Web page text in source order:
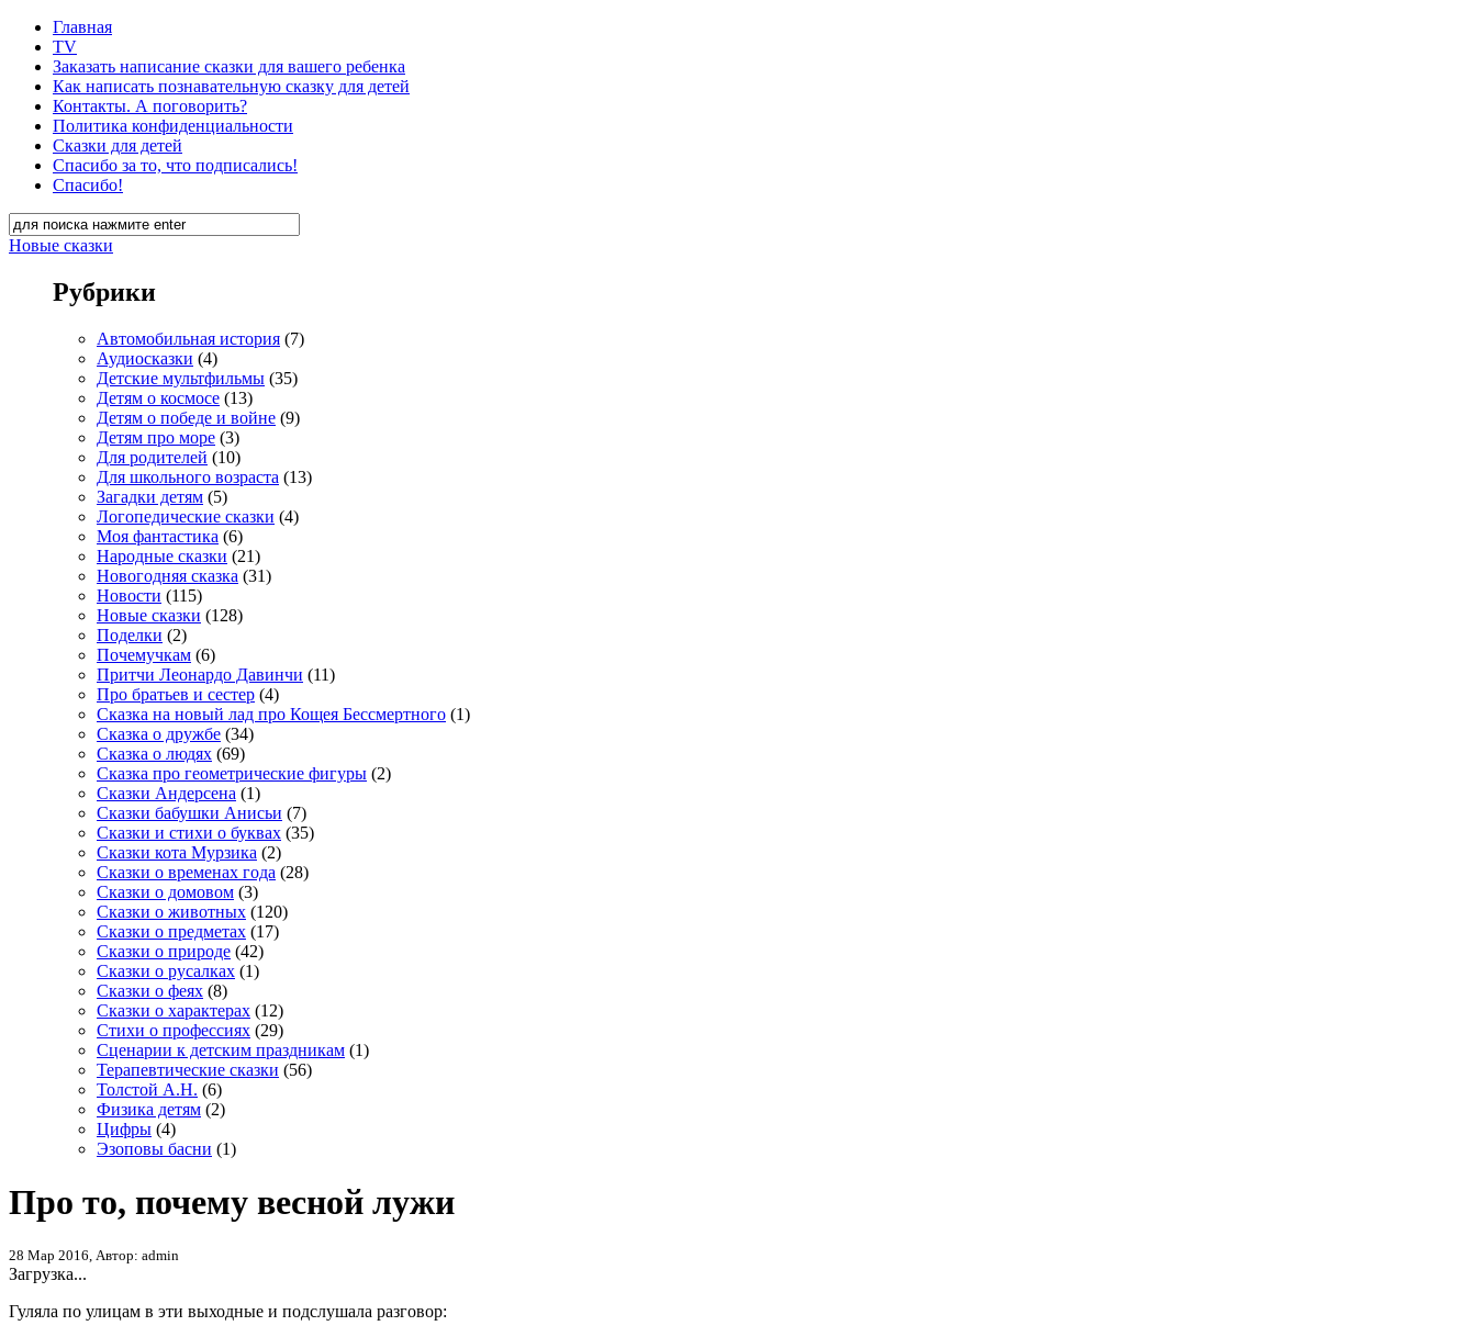
Главная
TV
Заказать написание сказки для вашего ребенка
Как написать познавательную сказку для детей
Контакты. А поговорить?
Политика конфиденциальности
Сказки для детей
Спасибо за то, что подписались!
Спасибо!
Новые сказки
Рубрики
Автомобильная история (7)
Аудиосказки (4)
Детские мультфильмы (35)
Детям о космосе (13)
Детям о победе и войне (9)
Детям про море (3)
Для родителей (10)
Для школьного возраста (13)
Загадки детям (5)
Логопедические сказки (4)
Моя фантастика (6)
Народные сказки (21)
Новогодняя сказка (31)
Новости (115)
Новые сказки (128)
Поделки (2)
Почемучкам (6)
Притчи Леонардо Давинчи (11)
Про братьев и сестер (4)
Сказка на новый лад про Кощея Бессмертного (1)
Сказка о дружбе (34)
Сказка о людях (69)
Сказка про геометрические фигуры (2)
Сказки Андерсена (1)
Сказки бабушки Анисьи (7)
Сказки и стихи о буквах (35)
Сказки кота Мурзика (2)
Сказки о временах года (28)
Сказки о домовом (3)
Сказки о животных (120)
Сказки о предметах (17)
Сказки о природе (42)
Сказки о русалках (1)
Сказки о феях (8)
Сказки о характерах (12)
Стихи о профессиях (29)
Сценарии к детским праздникам (1)
Терапевтические сказки (56)
Толстой А.Н. (6)
Физика детям (2)
Цифры (4)
Эзоповы басни (1)
Про то, почему весной лужи
28 Мар 2016, Автор: admin
Загрузка...
Гуляла по улицам в эти выходные и подслушала разговор: